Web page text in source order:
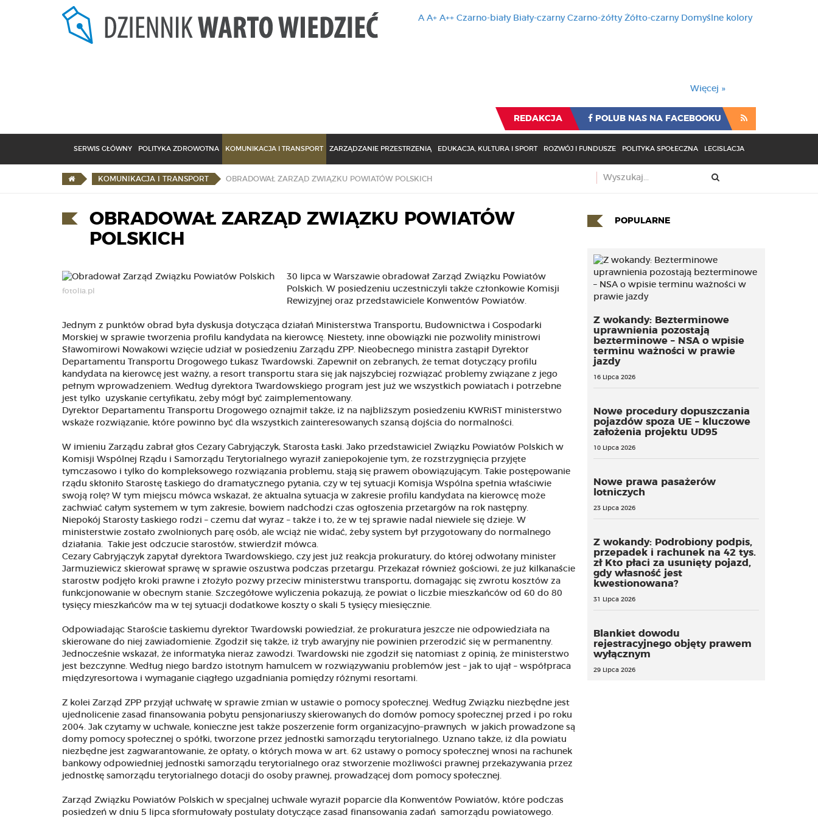
A A+ A++ Czarno-biały Biały-czarny Czarno-żółty Żółto-czarny Domyślne kolory
Więcej »
REDAKCJA POLUB NAS NA FACEBOOKU
SERWIS GŁÓWNY POLITYKA ZDROWOTNA KOMUNIKACJA I TRANSPORT ZARZĄDZANIE PRZESTRZENIĄ EDUKACJA, KULTURA I SPORT ROZWÓJ I FUNDUSZE POLITYKA SPOŁECZNA LEGISLACJA
KOMUNIKACJA I TRANSPORT OBRADOWAŁ ZARZĄD ZWIĄZKU POWIATÓW POLSKICH
OBRADOWAŁ ZARZĄD ZWIĄZKU POWIATÓW
POLSKICH
fotolia.pl
30 lipca w Warszawie obradował Zarząd Związku Powiatów
Polskich. W posiedzeniu uczestniczyli także członkowie Komisji
Rewizyjnej oraz przedstawiciele Konwentów Powiatów.
Jednym z punktów obrad była dyskusja dotycząca działań Ministerstwa Transportu, Budownictwa i Gospodarki
Morskiej w sprawie tworzenia profilu kandydata na kierowcę. Niestety, inne obowiązki nie pozwoliły ministrowi
Sławomirowi Nowakowi wzięcie udział w posiedzeniu Zarządu ZPP. Nieobecnego ministra zastąpił Dyrektor
Departamentu Transportu Drogowego Łukasz Twardowski. Zapewnił on zebranych, że temat dotyczący profilu
kandydata na kierowcę jest ważny, a resort transportu stara się jak najszybciej rozwiązać problemy związane z jego
pełnym wprowadzeniem. Według dyrektora Twardowskiego program jest już we wszystkich powiatach i potrzebne
jest tylko uzyskanie certyfikatu, żeby mógł być zaimplementowany.
Dyrektor Departamentu Transportu Drogowego oznajmił także, iż na najbliższym posiedzeniu KWRiST ministerstwo
wskaże rozwiązanie, które powinno być dla wszystkich zainteresowanych szansą dojścia do normalności.
W imieniu Zarządu zabrał głos Cezary Gabryjączyk, Starosta Łaski. Jako przedstawiciel Związku Powiatów Polskich w
Komisji Wspólnej Rządu i Samorządu Terytorialnego wyraził zaniepokojenie tym, że rozstrzygnięcia przyjęte
tymczasowo i tylko do kompleksowego rozwiązania problemu, stają się prawem obowiązującym. Takie postępowanie
rządu skłoniło Starostę Łaskiego do dramatycznego pytania, czy w tej sytuacji Komisja Wspólna spełnia właściwie
swoją rolę? W tym miejscu mówca wskazał, że aktualna sytuacja w zakresie profilu kandydata na kierowcę może
zachwiać całym systemem w tym zakresie, bowiem nadchodzi czas ogłoszenia przetargów na rok następny.
Niepokój Starosty Łaskiego rodzi – czemu dał wyraz – także i to, że w tej sprawie nadal niewiele się dzieje. W
ministerstwie zostało zwolnionych parę osób, ale wciąż nie widać, żeby system był przygotowany do normalnego
działania. Takie jest odczucie starostów, stwierdził mówca.
Cezary Gabryjączyk zapytał dyrektora Twardowskiego, czy jest już reakcja prokuratury, do której odwołany minister
Jarmuziewicz skierował sprawę w sprawie oszustwa podczas przetargu. Przekazał również gościowi, że już kilkanaście
starostw podjęło kroki prawne i złożyło pozwy przeciw ministerstwu transportu, domagając się zwrotu kosztów za
funkcjonowanie w obecnym stanie. Szczegółowe wyliczenia pokazują, że powiat o liczbie mieszkańców od 60 do 80
tysięcy mieszkańców ma w tej sytuacji dodatkowe koszty o skali 5 tysięcy miesięcznie.
Odpowiadając Staroście Łaskiemu dyrektor Twardowski powiedział, że prokuratura jeszcze nie odpowiedziała na
skierowane do niej zawiadomienie. Zgodził się także, iż tryb awaryjny nie powinien przerodzić się w permanentny.
Jednocześnie wskazał, że informatyka nieraz zawodzi. Twardowski nie zgodził się natomiast z opinią, że ministerstwo
jest bezczynne. Według niego bardzo istotnym hamulcem w rozwiązywaniu problemów jest – jak to ujął – współpraca
międzyresortowa i wymaganie ciągłego uzgadniania pomiędzy różnymi resortami.
Z kolei Zarząd ZPP przyjął uchwałę w sprawie zmian w ustawie o pomocy społecznej. Według Związku niezbędne jest
ujednolicenie zasad finansowania pobytu pensjonariuszy skierowanych do domów pomocy społecznej przed i po roku
2004. Jak czytamy w uchwale, konieczne jest także poszerzenie form organizacyjno–prawnych w jakich prowadzone są
domy pomocy społecznej o spółki, tworzone przez jednostki samorządu terytorialnego. Uznano także, iż dla powiatu
niezbędne jest zagwarantowanie, że opłaty, o których mowa w art. 62 ustawy o pomocy społecznej wnosi na rachunek
bankowy odpowiedniej jednostki samorządu terytorialnego oraz stworzenie możliwości prawnej przekazywania przez
jednostkę samorządu terytorialnego dotacji do osoby prawnej, prowadzącej dom pomocy społecznej.
Zarząd Związku Powiatów Polskich w specjalnej uchwale wyraził poparcie dla Konwentów Powiatów, które podczas
posiedzeń w dniu 5 lipca sformułowały postulaty dotyczące zasad finansowania zadań samorządu powiatowego.
POPULARNE
Z wokandy: Bezterminowe
uprawnienia pozostają
bezterminowe – NSA o wpisie
terminu ważności w prawie
jazdy
16 Lipca 2026
Nowe procedury dopuszczania
pojazdów spoza UE – kluczowe
założenia projektu UD95
10 Lipca 2026
Nowe prawa pasażerów
lotniczych
23 Lipca 2026
Z wokandy: Podrobiony podpis,
przepadek i rachunek na 42 tys.
zł Kto płaci za usunięty pojazd,
gdy własność jest
kwestionowana?
31 Lipca 2026
Blankiet dowodu
rejestracyjnego objęty prawem
wyłącznym
29 Lipca 2026